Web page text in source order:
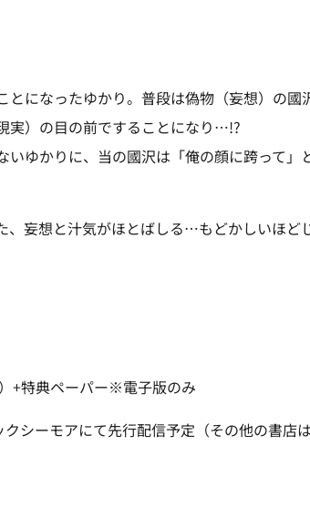
とになったゆかり。普段は偽物（妄想）の國
実）の目の前ですることになり…!?
いゆかりに、当の國沢は「俺の顔に跨って」
、妄想と汁気がほとばしる…もどかしいほど
+特典ペーパー※電子版のみ
シーモアにて先行配信予定（その他の書店